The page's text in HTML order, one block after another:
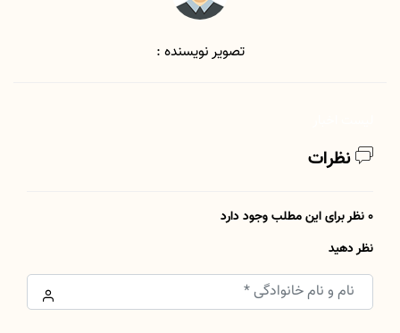
تصویر نویسنده :
نظرات
0 نظر برای این مطلب وجود دارد
نظر دهید